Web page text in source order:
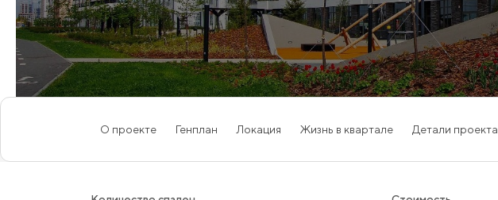
О проекте Генплан Локация Жизнь в квартале Детали проекта